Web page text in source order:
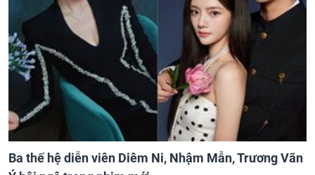
Ba thế hệ diễn viên Diêm Ni, Nhậm Mẫn, Trương Vãn